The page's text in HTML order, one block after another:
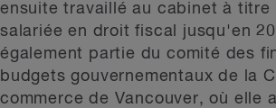
ensuite travaillé au cabinet à titre
salariée en droit fiscal jusqu'en
également partie du comité des
budgets gouvernementaux de la
commerce de Vancouver, où elle